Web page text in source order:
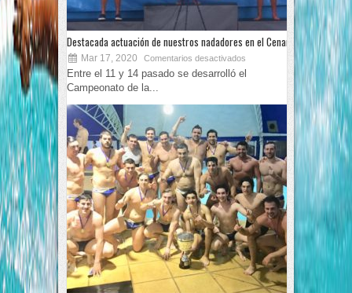
Destacada actuación de nuestros nadadores en el Cenard
Mar 17, 2020 Comentarios desactivados
Entre el 11 y 14 pasado se desarrolló el
Campeonato de la...